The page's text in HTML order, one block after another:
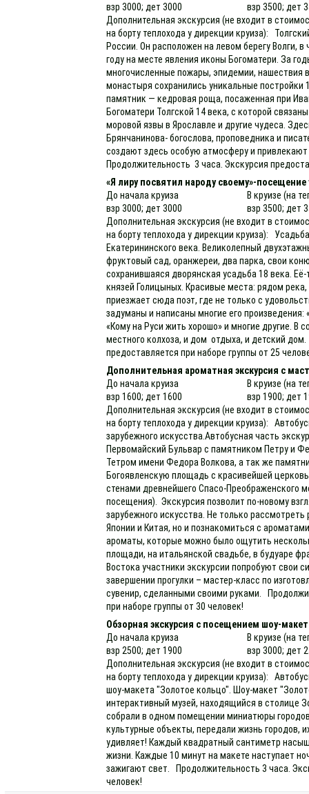
взр 3000; дет 3000
взр 3500; дет
Дополнительная экскурсия (не входит в
на борту теплохода у дирекции круиза):
России. Он расположен на левом берегу Волги,
году на месте явления иконы Богоматери. За
многочисленные пожары, эпидемии, нашествия
монастыря сохранились уникальные постройки
памятник — кедровая роща, посаженная при
Богоматери Толгской 14 века, с которой
моровой язвы в Ярославле и другие чудеса.
Брянчанинова- богослова, проповедника и
создают здесь особую атмосферу и
Продолжительность 3 часа. Экскурсия
«Я лиру посвятил народу своему»-
До начала круиза
взр 3000; дет 3000
В круизе (на
взр 3500; дет
Дополнительная экскурсия (не входит в
на борту теплохода у дирекции круиза):
Екатерининского века. Великолепный
фруктовый сад, оранжереи, два парка, свои
сохранившаяся дворянская усадьба 18 века.
князей Голицыных. Красивые места: рядом
приезжает сюда поэт, где не только с
задуманы и написаны многие его
«Кому на Руси жить хорошо» и многие другие. В
местного колхоза, и дом отдыха, и детский
предоставляется при наборе группы от 25
Дополнительная ароматная экскурсия с
До начала круиза
взр 1600; дет 1600
В круизе (на
взр 1900; дет
Дополнительная экскурсия (не входит в
на борту теплохода у дирекции круиза):
зарубежного искусства.Автобусная часть
Первомайский Бульвар с памятником Петру и
Тетром имени Федора Волкова, а так же
Богоявленскую площадь с красивейшей
стенами древнейшего Спасо-Преображенского
посещения). Экскурсия позволит по-новому
зарубежного искусства. Не только
Японии и Китая, но и познакомиться с
ароматы, которые можно было ощутить
площади, на итальянской свадьбе, в будуаре
Востока участники экскурсии попробуют свои
завершении прогулки – мастер-класс по
сувенир, сделанными своими руками.
при наборе группы от 30 человек!
Обзорная экскурсия с посещением шоу-
До начала круиза
взр 2500; дет 1900
В круизе (на
взр 3000; дет
Дополнительная экскурсия (не входит в
на борту теплохода у дирекции круиза):
шоу-макета "Золотое кольцо". Шоу-макет
интерактивный музей, находящийся в столице
собрали в одном помещении миниатюры
культурные объекты, передали жизнь городов,
удивляет! Каждый квадратный сантиметр
жизни. Каждые 10 минут на макете наступает
зажигают свет. Продолжительность 3 часа.
человек!